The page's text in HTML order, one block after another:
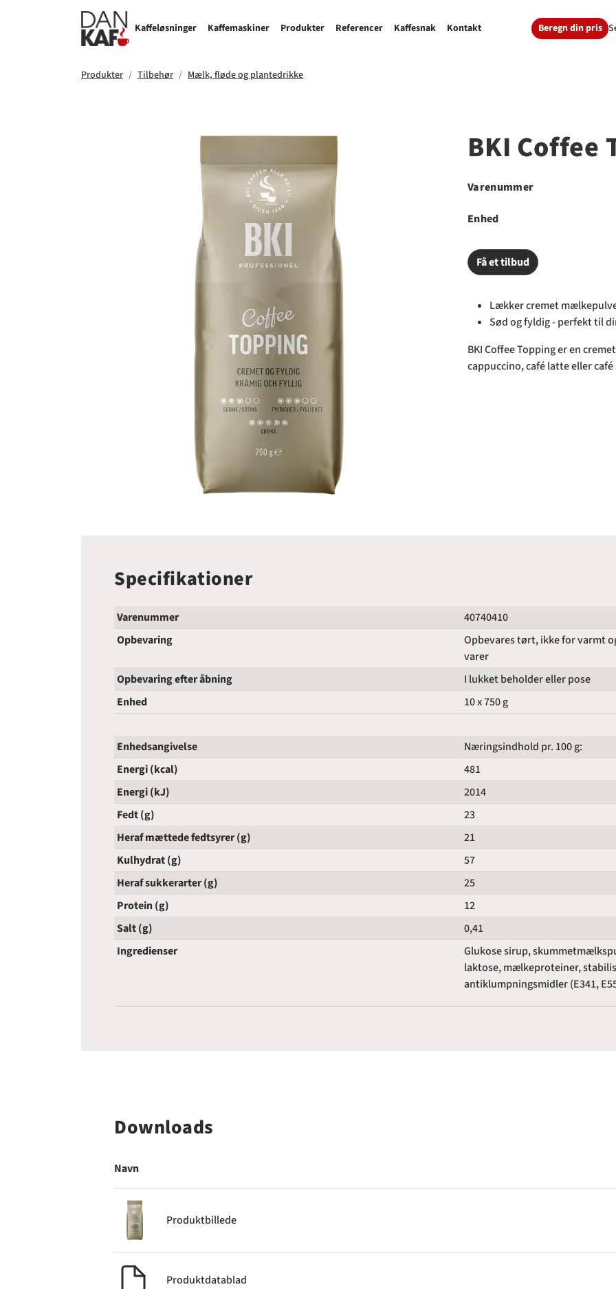
Kaffeløsninger Kaffemaskiner Produkter Referencer Kaffesnak Kontakt Beregn din pris
Produkter Tilbehør Mælk, fløde og plantedrikke
BKI Coffee
Varenummer
Enhed
Få et tilbud
Lækker cremet
Sød og fyldig - perfekt til
BKI Coffee Topping er en
cappuccino, café latte eller
Specifikationer
Varenummer
40740410
Opbevaring
Opbevares tørt, ikke for varmt
varer
Opbevaring efter åbning
I lukket beholder eller pose
Enhed
10 x 750 g
Enhedsangivelse
Næringsindhold pr. 100 g:
Energi (kcal)
481
Energi (kJ)
2014
Fedt (g)
23
Heraf mættede fedtsyrer (g)
21
Kulhydrat (g)
57
Heraf sukkerarter (g)
25
Protein (g)
12
Salt (g)
0,41
Ingredienser
Glukose sirup,
laktose, mælkeproteiner,
antiklumpningsmidler (E341,
Downloads
Navn
Produktbillede
Produktdatablad